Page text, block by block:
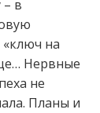
в
на
Нервные
не
Планы и